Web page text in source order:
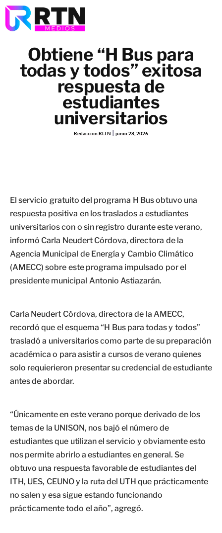
Obtiene “H Bus para
todas y todos” exitosa
respuesta de
estudiantes
universitarios
Redaccion RLTN junio 28, 2026
El servicio gratuito del programa H Bus obtuvo una
respuesta positiva en los traslados a estudiantes
universitarios con o sin registro durante este verano,
informó Carla Neudert Córdova, directora de la
Agencia Municipal de Energía y Cambio Climático
(AMECC) sobre este programa impulsado por el
presidente municipal Antonio Astiazarán.
Carla Neudert Córdova, directora de la AMECC,
recordó que el esquema “H Bus para todas y todos”
trasladó a universitarios como parte de su preparación
académica o para asistir a cursos de verano quienes
solo requierieron presentar su credencial de estudiante
antes de abordar.
“Únicamente en este verano porque derivado de los
temas de la UNISON, nos bajó el número de
estudiantes que utilizan el servicio y obviamente esto
nos permite abrirlo a estudiantes en general. Se
obtuvo una respuesta favorable de estudiantes del
ITH, UES, CEUNO y la ruta del UTH que prácticamente
no salen y esa sigue estando funcionando
prácticamente todo el año”, agregó.